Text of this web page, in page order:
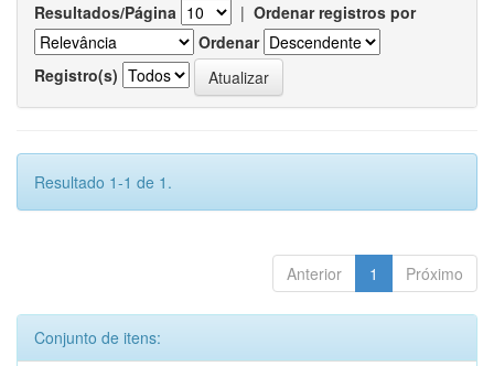
Resultados/Página | Ordenar registros por
Ordenar
Registro(s)
Resultado 1-1 de 1.
Anterior 1 Próximo
Conjunto de itens: